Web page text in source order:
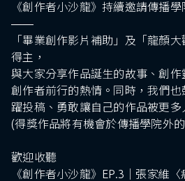
《創作者小沙龍》持續邀請傳播
——
「畢業創作影片補助」及「龍顏
得主，
與大家分享作品誕生的故事、創
創作者前行的熱情。同時，我們
躍投稿、勇敢讓自己的作品被更多
(得獎作品將有機會於傳播學院外
歡迎收聽
《創作者小沙龍》EP.3｜張家維〈